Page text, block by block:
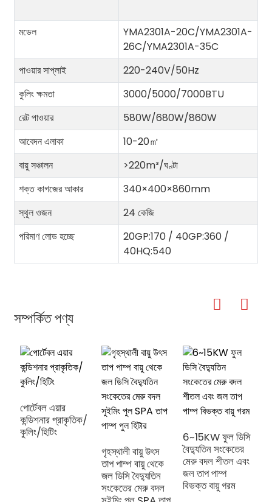
মডেল
YMA2301A-20C/YMA2301A-
26C/YMA2301A-35C
পাওয়ার সাপ্লাই
220-240V/50Hz
কুলিং ক্ষমতা
3000/5000/7000BTU
রেট পাওয়ার
580W/680W/860W
আবেদন এলাকা
10-20㎡
বায়ু সঞ্চালন
>220m³/ঘণ্টা
শক্ত কাগজের আকার
340×400×860mm
স্থূল ওজন
24 কেজি
পরিমাণ লোড হচ্ছে
20GP:170 / 40GP:360 /
40HQ:540
সম্পর্কিত পণ্য
পোর্টেবল এয়ার
কন্ডিশনার প্রাকৃতিক/
কুলিং/হিটিং
গৃহস্থালী বায়ু উৎস
তাপ পাম্প বায়ু থেকে
জল ডিসি বৈদ্যুতিন
সংকেতের মেরু বদল
6~15KW ফুল ডিসি
বৈদ্যুতিন সংকেতের
মেরু বদল শীতল এবং
জল তাপ পাম্প
বিভক্ত বায়ু গরম